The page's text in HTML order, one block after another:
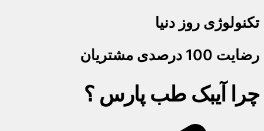
تکنولوژی روز دنیا
رضایت 100 درصدی مشتریان
چرا آیبک طب پارس ؟